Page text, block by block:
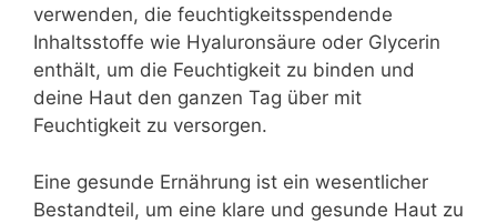
verwenden, die feuchtigkeitsspendende
Inhaltsstoffe wie Hyaluronsäure oder Glycerin
enthält, um die Feuchtigkeit zu binden und
deine Haut den ganzen Tag über mit
Feuchtigkeit zu versorgen.
Eine gesunde Ernährung ist ein wesentlicher
Bestandteil, um eine klare und gesunde Haut zu